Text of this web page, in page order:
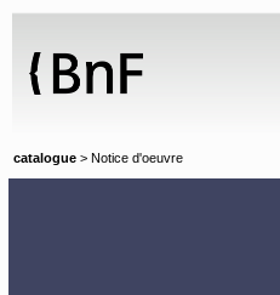
catalogue > Notice d'oeuvre